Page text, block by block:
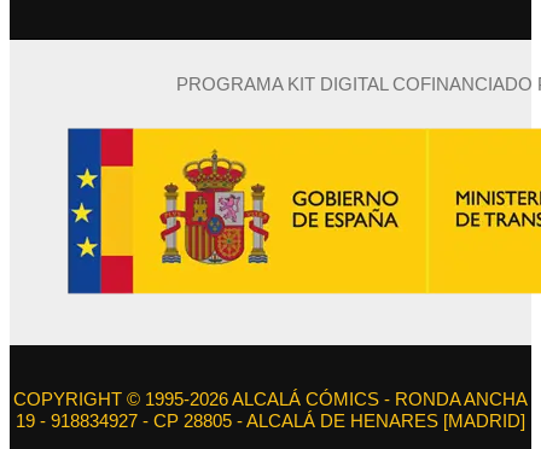
PROGRAMA KIT DIGITAL
COPYRIGHT © 1995-2026 ALCALÁ CÓMICS - RONDA ANCHA
19 - 918834927 - CP 28805 - ALCALÁ DE HENARES [MADRID]